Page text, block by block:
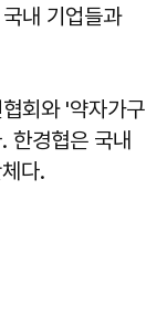
내 기업들과
회와 '약자가구
한경협은 국내
다.